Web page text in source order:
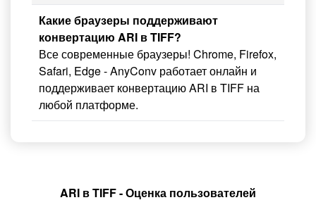
Какие браузеры поддерживают
конвертацию ARI в TIFF?
Все современные браузеры! Chrome, Firefox,
Safari, Edge - AnyConv работает онлайн и
поддерживает конвертацию ARI в TIFF на
любой платформе.
ARI в TIFF - Оценка пользователей